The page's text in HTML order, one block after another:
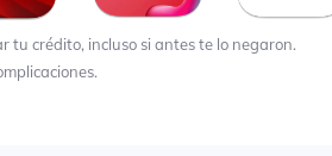
tu crédito, incluso si antes te lo negaron.